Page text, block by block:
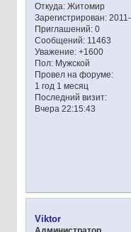
Откуда:Житомир
Зарегистрирован:
Приглашений:0
Сообщений:11463
Уважение: +1600
Пол:Мужской
Провел на форуме:
1 год 1 месяц
Последний визит:
Вчера 22:15:43
Viktor